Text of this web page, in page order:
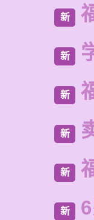
新
新
新
新
新
新